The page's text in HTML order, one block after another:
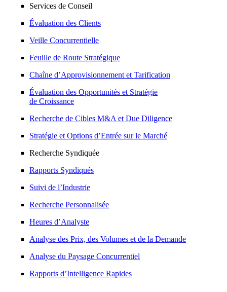
Services de Conseil
Évaluation des Clients
Veille Concurrentielle
Feuille de Route Stratégique
Chaîne d’Approvisionnement et Tarification
Évaluation des Opportunités et Stratégie
de Croissance
Recherche de Cibles M&A et Due Diligence
Stratégie et Options d’Entrée sur le Marché
Recherche Syndiquée
Rapports Syndiqués
Suivi de l’Industrie
Recherche Personnalisée
Heures d’Analyste
Analyse des Prix, des Volumes et de la Demande
Analyse du Paysage Concurrentiel
Rapports d’Intelligence Rapides